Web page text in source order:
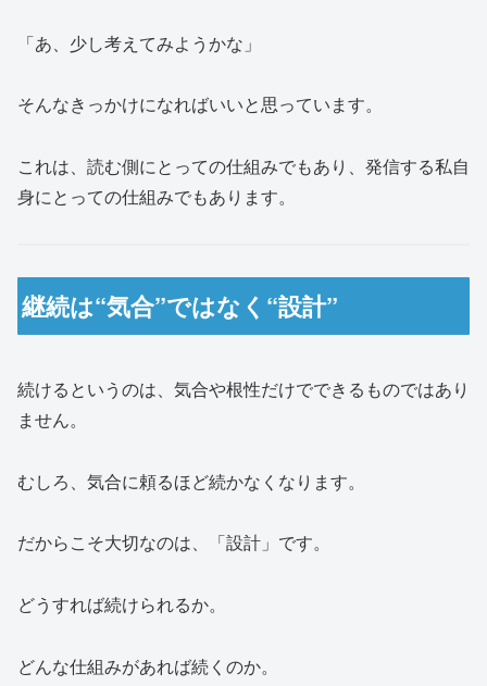
「あ、少し考えてみようかな」
そんなきっかけになればいいと思っています。
これは、読む側にとっての仕組みでもあり、発信する私自
身にとっての仕組みでもあります。
継続は“気合”ではなく“設計”
続けるというのは、気合や根性だけでできるものではあり
ません。
むしろ、気合に頼るほど続かなくなります。
だからこそ大切なのは、「設計」です。
どうすれば続けられるか。
どんな仕組みがあれば続くのか。